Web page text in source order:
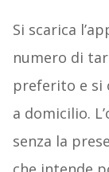
Si scarica
numero di
preferito e si
a domicilio.
senza la